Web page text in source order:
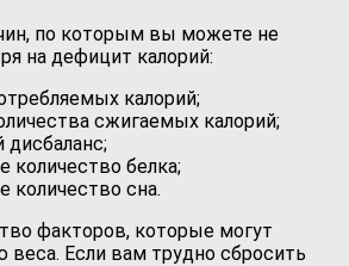
по которым вы можете не
на дефицит калорий:
калорий;
сжигаемых калорий;
дисбаланс;
количество белка;
количество сна.
факторов, которые могут
веса. Если вам трудно сбросить